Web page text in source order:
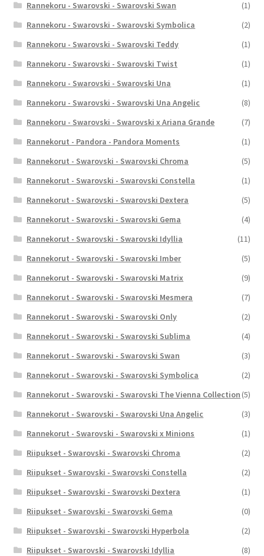
Rannekoru - Swarovski - Swarovski Swan
(1)
Rannekoru - Swarovski - Swarovski Symbolica
(2)
Rannekoru - Swarovski - Swarovski Teddy
(1)
Rannekoru - Swarovski - Swarovski Twist
(1)
Rannekoru - Swarovski - Swarovski Una
(1)
Rannekoru - Swarovski - Swarovski Una Angelic
(8)
Rannekoru - Swarovski - Swarovski x Ariana Grande
(7)
Rannekorut - Pandora - Pandora Moments
(1)
Rannekorut - Swarovski - Swarovski Chroma
(5)
Rannekorut - Swarovski - Swarovski Constella
(1)
Rannekorut - Swarovski - Swarovski Dextera
(5)
Rannekorut - Swarovski - Swarovski Gema
(4)
Rannekorut - Swarovski - Swarovski Idyllia
(11)
Rannekorut - Swarovski - Swarovski Imber
(5)
Rannekorut - Swarovski - Swarovski Matrix
(9)
Rannekorut - Swarovski - Swarovski Mesmera
(7)
Rannekorut - Swarovski - Swarovski Only
(2)
Rannekorut - Swarovski - Swarovski Sublima
(4)
Rannekorut - Swarovski - Swarovski Swan
(3)
Rannekorut - Swarovski - Swarovski Symbolica
(2)
Rannekorut - Swarovski - Swarovski The Vienna Collection (5)
Rannekorut - Swarovski - Swarovski Una Angelic
(3)
Rannekorut - Swarovski - Swarovski x Minions
(1)
Riipukset - Swarovski - Swarovski Chroma
(2)
Riipukset - Swarovski - Swarovski Constella
(2)
Riipukset - Swarovski - Swarovski Dextera
(1)
Riipukset - Swarovski - Swarovski Gema
(0)
Riipukset - Swarovski - Swarovski Hyperbola
(2)
Riipukset - Swarovski - Swarovski Idyllia
(8)